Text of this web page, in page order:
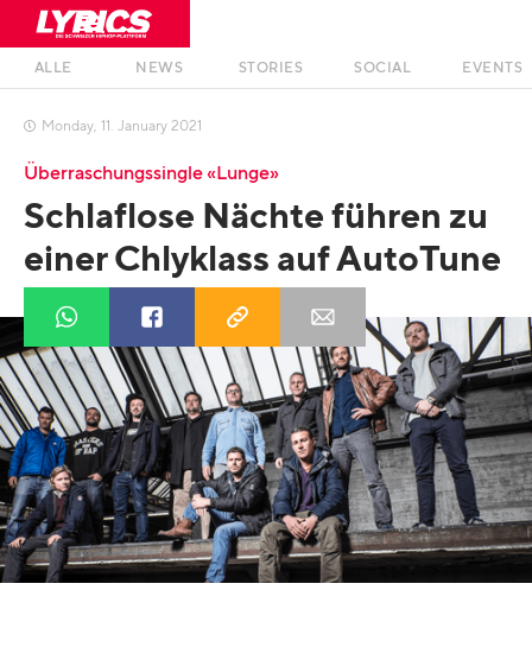
ALLE NEWS STORIES SOCIAL EVENTS
 Monday, 11. January 2021
Überraschungssingle «Lunge»
Schlaflose Nächte führen zu
einer Chlyklass auf AutoTune
Quelle: Oliver Bär